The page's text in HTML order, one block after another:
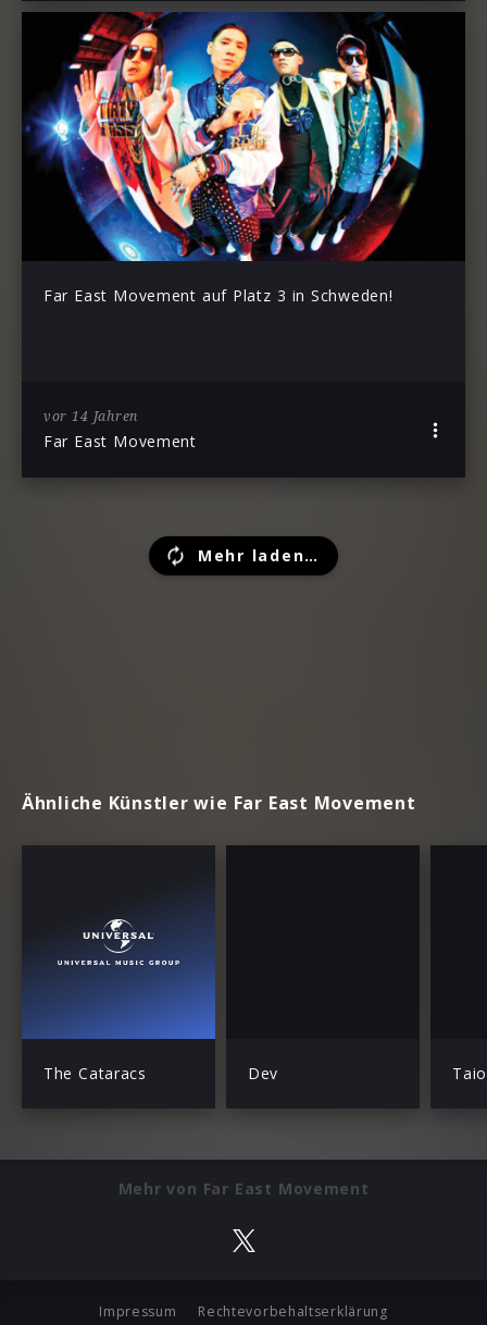
Far East Movement auf Platz 3 in Schweden!
vor 14 Jahren
Far East Movement
Mehr laden…
Ähnliche Künstler wie Far East Movement
The Cataracs Dev
Mehr von Far East Movement
Impressum Rechtevorbehaltserklärung